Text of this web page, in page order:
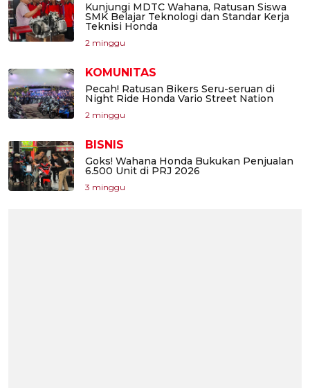
Kunjungi MDTC Wahana, Ratusan Siswa
SMK Belajar Teknologi dan Standar Kerja
Teknisi Honda
2 minggu
KOMUNITAS
Pecah! Ratusan Bikers Seru-seruan di
Night Ride Honda Vario Street Nation
2 minggu
BISNIS
Goks! Wahana Honda Bukukan Penjualan
6.500 Unit di PRJ 2026
3 minggu